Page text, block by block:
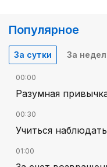
Популярное
За сутки За
00:00
Разумная
00:30
Учиться наблюдать
01:00